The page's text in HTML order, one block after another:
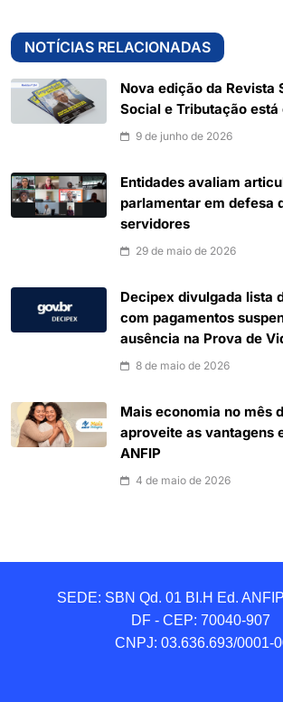
NOTÍCIAS RELACIONADAS
Nova edição da Revista
Social e Tributação está
9 de junho de 2026
Entidades avaliam
parlamentar em defesa
servidores
29 de maio de 2026
Decipex divulgada lista
com pagamentos
ausência na Prova de
8 de maio de 2026
Mais economia no mês
aproveite as vantagens
ANFIP
4 de maio de 2026
SEDE: SBN Qd. 01 BI.H Ed.
DF - CEP: 70040-907
CNPJ: 03.636.693/0001-